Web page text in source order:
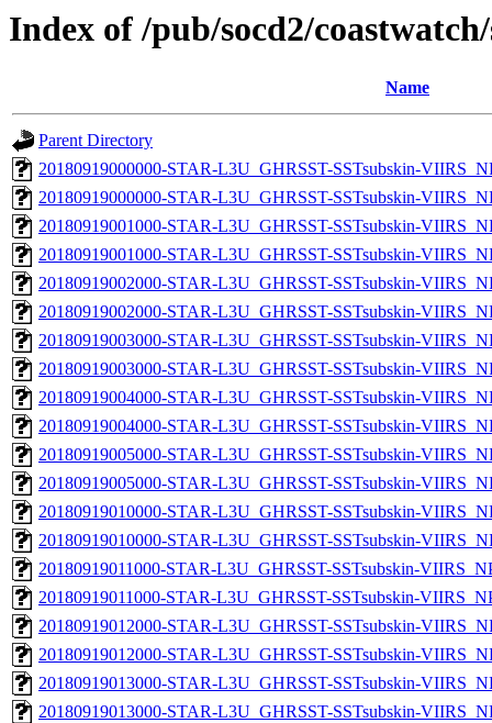
Index of /pub/socd2/
Name
Parent Directory
20180919000000-STAR-L3U_GHRSST-SSTsubskin-
20180919000000-STAR-L3U_GHRSST-SSTsubskin-
20180919001000-STAR-L3U_GHRSST-SSTsubskin-
20180919001000-STAR-L3U_GHRSST-SSTsubskin-
20180919002000-STAR-L3U_GHRSST-SSTsubskin-
20180919002000-STAR-L3U_GHRSST-SSTsubskin-
20180919003000-STAR-L3U_GHRSST-SSTsubskin-
20180919003000-STAR-L3U_GHRSST-SSTsubskin-
20180919004000-STAR-L3U_GHRSST-SSTsubskin-
20180919004000-STAR-L3U_GHRSST-SSTsubskin-
20180919005000-STAR-L3U_GHRSST-SSTsubskin-
20180919005000-STAR-L3U_GHRSST-SSTsubskin-
20180919010000-STAR-L3U_GHRSST-SSTsubskin-
20180919010000-STAR-L3U_GHRSST-SSTsubskin-
20180919011000-STAR-L3U_GHRSST-SSTsubskin-
20180919011000-STAR-L3U_GHRSST-SSTsubskin-
20180919012000-STAR-L3U_GHRSST-SSTsubskin-
20180919012000-STAR-L3U_GHRSST-SSTsubskin-
20180919013000-STAR-L3U_GHRSST-SSTsubskin-
20180919013000-STAR-L3U_GHRSST-SSTsubskin-